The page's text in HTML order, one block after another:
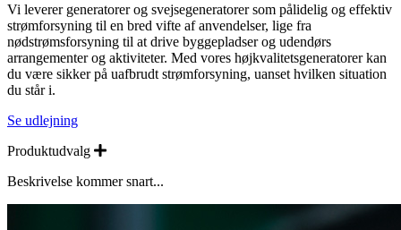
Vi leverer generatorer og svejsegeneratorer som pålidelig og effektiv
strømforsyning til en bred vifte af anvendelser, lige fra
nødstrømsforsyning til at drive byggepladser og udendørs
arrangementer og aktiviteter. Med vores højkvalitetsgeneratorer kan
du være sikker på uafbrudt strømforsyning, uanset hvilken situation
du står i.
Se udlejning
Produktudvalg
Expand
Beskrivelse kommer snart...